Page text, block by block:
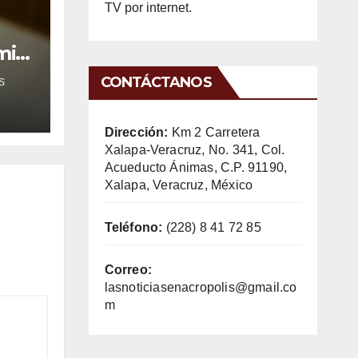
TV por internet.
CONTÁCTANOS
Dirección: Km 2 Carretera
Xalapa-Veracruz, No. 341, Col.
Acueducto Ánimas, C.P. 91190,
Xalapa, Veracruz, México
Teléfono: (228) 8 41 72 85
Correo:
lasnoticiasenacropolis@gmail.co
m